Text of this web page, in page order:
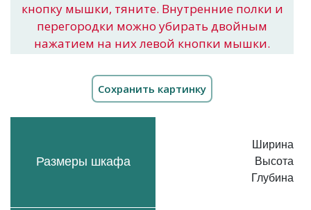
кнопку мышки, тяните. Внутренние полки и
перегородки можно убирать двойным
нажатием на них левой кнопки мышки.
Размеры шкафа
Ширина
Высота
Глубина